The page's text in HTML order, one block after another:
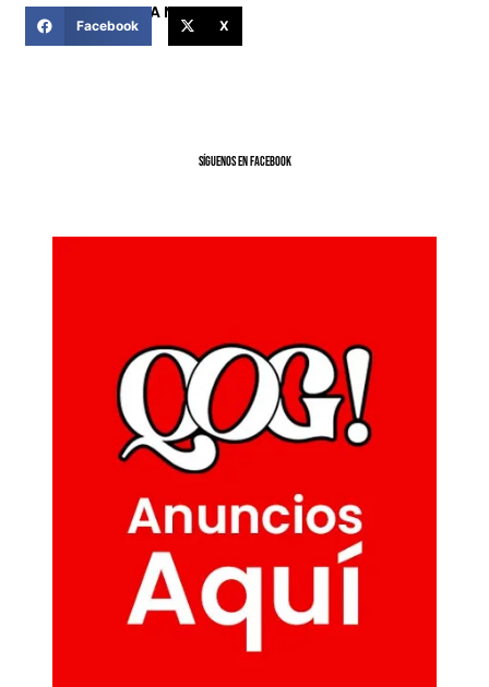
COMPARTIR ESTA NOTICIA
Facebook X
SíGUENOS EN FACEBOOK